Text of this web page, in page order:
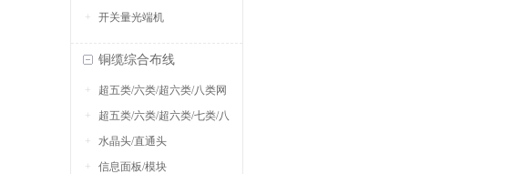
开关量光端机
铜缆综合布线
超五类/六类/超六类/八类网
络跳线
超五类/六类/超六类/七类/八
类网线
水晶头/直通头
信息面板/模块